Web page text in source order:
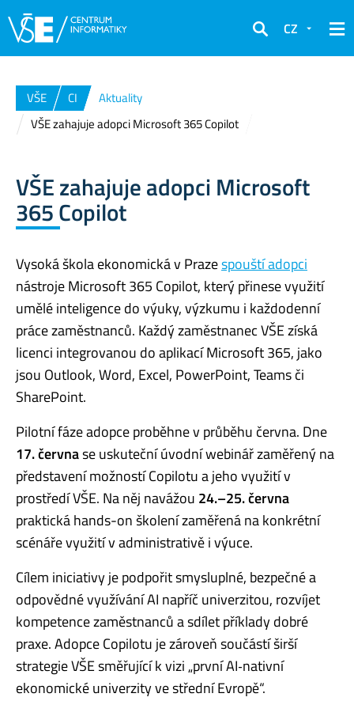
Hledat
CZ
VŠE CI
Aktuality
VŠE zahajuje adopci Microsoft 365 Copilot
VŠE zahajuje adopci Microsoft
365 Copilot
Vysoká škola ekonomická v Prazespouští adopci
nástroje Microsoft 365 Copilot, který přinese využití
umělé inteligence do výuky, výzkumu i každodenní
práce zaměstnanců. Každý zaměstnanec VŠE získá
licenci integrovanou do aplikací Microsoft 365, jako
jsou Outlook, Word, Excel, PowerPoint, Teams či
SharePoint.
Pilotní fáze adopce proběhne v průběhu června. Dne
17. červnase uskuteční úvodní webinář zaměřený na
představení možností Copilotu a jeho využití v
prostředí VŠE. Na něj navážou 24.–25. června
praktická hands-on školení zaměřená na konkrétní
scénáře využití v administrativě i výuce.
Cílem iniciativy je podpořit smysluplné, bezpečné a
odpovědné využívání AI napříč univerzitou, rozvíjet
kompetence zaměstnanců a sdílet příklady dobré
praxe. Adopce Copilotu je zároveň součástí širší
strategie VŠE směřující k vizi „první AI‑nativní
ekonomické univerzity ve střední Evropě“.